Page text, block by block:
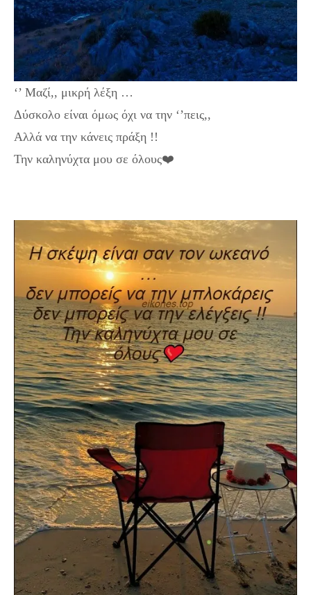
‘’ Μαζί,, μικρή λέξη …
Δύσκολο είναι όμως όχι να την ‘’πεις,,
Αλλά να την κάνεις πράξη !!
Την καληνύχτα μου σε όλους❤️